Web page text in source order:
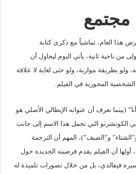
مجتمع
هذا العام، تماشياً مع ذكرى كتابة
من ناحية ثانية، يأتي اليوم ليحاول أن
بطريقة مواربة، ولو حتى لغاية لا علاقة
المحورية في الفيلم.
(بينما نعرف أن عنوانه الإيطالي الأصلي هو
الكونشرتو التي تحمل هذا الاسم إلى جانب
و”الصيف”)، المهم أن الترجمة
أولها أن الفيلم يقدم فرضيته الجديدة حول
فيفالدي، بل من خلال تصورات تلميذة له